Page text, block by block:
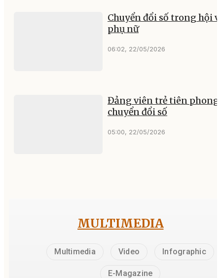
Chuyển đổi số trong hội
phụ nữ
06:02, 22/05/2026
Đảng viên trẻ tiên phong
chuyển đổi số
05:00, 22/05/2026
MULTIMEDIA
Multimedia Video Infographic
E-Magazine